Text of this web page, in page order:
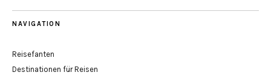
NAVIGATION
Reisefanten
Destinationen für Reisen